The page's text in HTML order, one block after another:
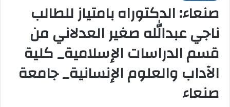
صنعاء: الدكتوراه بامتياز للطالب
ناجي عبدالله صغير العدلاني من
قسم الدراسات الإسلامية_ كلية
الآداب والعلوم الإنسانية_ جامعة
صنعاء